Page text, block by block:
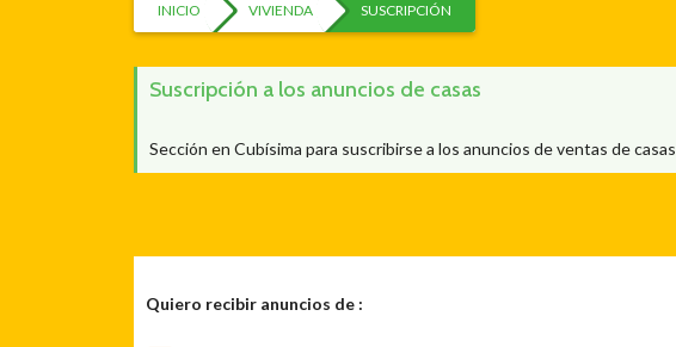
INICIO VIVIENDA SUSCRIPCIÓN
Suscripción a los anuncios de casas
Sección en Cubísima para suscribirse a los anuncios de ventas de casas
Quiero recibir anuncios de :